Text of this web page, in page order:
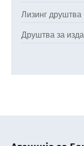
Лизинг друштва
Друштва за